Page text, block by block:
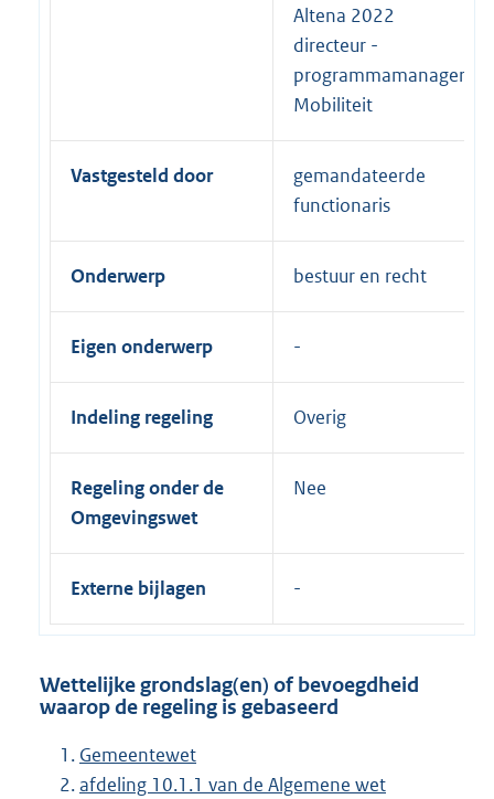
Altena 2022
directeur -
programmamanager
Mobiliteit
Vastgesteld door
gemandateerde
functionaris
Onderwerp bestuur en recht
Eigen onderwerp
Indeling regeling Overig
Regeling onder de
Omgevingswet
Nee
Externe bijlagen
Wettelijke grondslag(en) of bevoegdheid
waarop de regeling is gebaseerd
Gemeentewet
afdeling 10.1.1 van de Algemene wet